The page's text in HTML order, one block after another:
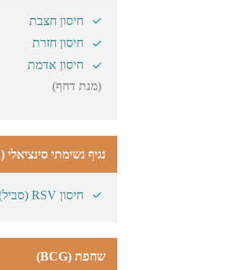
חיסון חצבת
חיסון חזרת
חיסון אדמת
(מנת דחף)
נגיף נשימתי סינציאלי (RSV)
חיסון RSV (סביל)
שחפת (BCG)